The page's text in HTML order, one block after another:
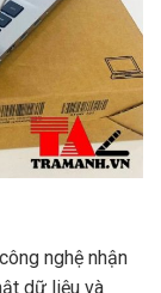
nghệ nhận
dữ liệu và